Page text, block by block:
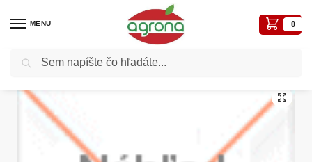
MENU 0
Domov Zavlažovací program / Mikrozadažďovače a zahmlievače